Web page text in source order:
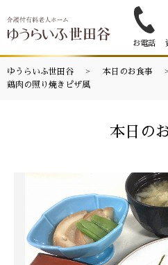
お電話
ゆうらいふ世田谷 本日のお食事
鶏肉の照り焼きピザ風
本日の